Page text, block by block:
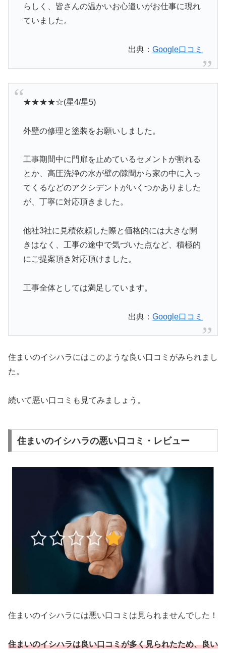
らしく、皆さんの温かいお心遣いがお仕事に現れ
ていました。
出典：Google口コミ
★★★★☆(星4/星5)
外壁の修理と塗装をお願いしました。
工事期間中に門扉を止めているセメントが割れる
とか、高圧洗浄の水が壁の隙間から家の中に入っ
てくるなどのアクシデントがいくつかありました
が、丁寧に対応頂きました。
他社3社に見積依頼した際と価格的には大きな開
きはなく、工事の途中で気づいた点など、積極的
にご提案頂き対応頂けました。
工事全体としては満足しています。
出典：Google口コミ
住まいのイシハラにはこのような良い口コミがみられまし
た。
続いて悪い口コミも見てみましょう。
住まいのイシハラの悪い口コミ・レビュー
住まいのイシハラには悪い口コミは見られませんでした！
住まいのイシハラは良い口コミが多く見られたため、良い